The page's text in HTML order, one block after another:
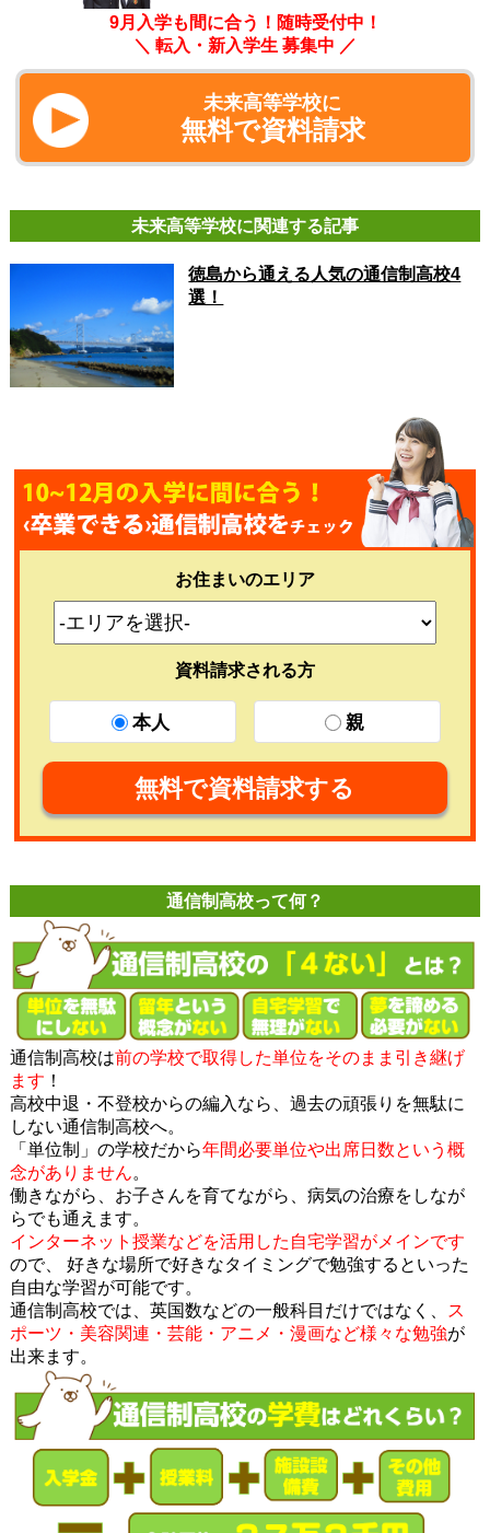
9月入学も間に合う！随時受付中！
＼ 転入・新入学生 募集中 ／
未来高等学校に
無料で資料請求
未来高等学校に関連する記事
徳島から通える人気の通信制高校4
選！
お住まいのエリア
資料請求される方
本人 親
無料で資料請求する
通信制高校って何？
通信制高校は前の学校で取得した単位をそのまま引き継げ
ます ！
高校中退・不登校からの編入なら、過去の頑張りを無駄に
しない通信制高校へ。
「単位制」の学校だから年間必要単位や出席日数という概
念がありません。
働きながら、お子さんを育てながら、病気の治療をしなが
らでも通えます。
インターネット授業などを活用した自宅学習がメインです
ので、 好きな場所で好きなタイミングで勉強するといった
自由な学習が可能です。
通信制高校では、英国数などの一般科目だけではなく、
ス
ポーツ・美容関連・芸能・アニメ・漫画など様々な勉強が
出来ます。